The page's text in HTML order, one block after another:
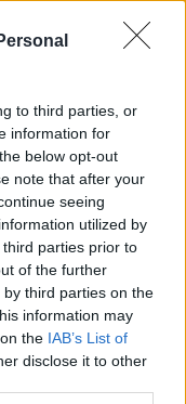
to third parties, or
information for
below opt-out
note that after your
seeing
utilized by
parties prior to
of the further
third parties on the
information may
the IAB’s List of
disclose it to other
το νοσοκομείο θα
καινούργιο''-
μέτρα για την
των
ελλείψεων
εξοπλισμού
''Άγιος Παύλος''